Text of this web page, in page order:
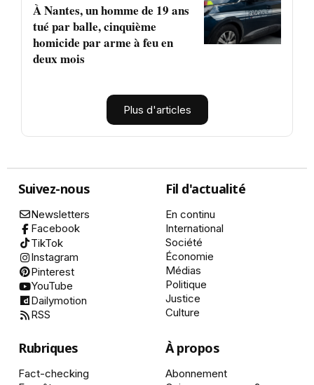
À Nantes, un homme de 19 ans
tué par balle, cinquième
homicide par arme à feu en
deux mois
Plus d'articles
Suivez-nous
Newsletters
Facebook
TikTok
Instagram
Pinterest
YouTube
Dailymotion
RSS
Fil d'actualité
En continu
International
Société
Économie
Médias
Politique
Justice
Culture
Rubriques
Fact-checking
À propos
Abonnement